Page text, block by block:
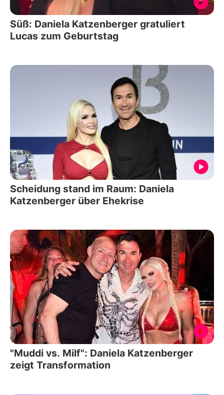
Süß: Daniela Katzenberger gratuliert
Lucas zum Geburtstag
Scheidung stand im Raum: Daniela
Katzenberger über Ehekrise
"Muddi vs. Milf": Daniela Katzenberger
zeigt Transformation